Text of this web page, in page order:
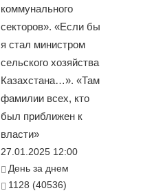
коммунального
секторов». «Если бы
я стал министром
сельского хозяйства
Казахстана…». «Там
фамилии всех, кто
был приближен к
власти»
27.01.2025 12:00
День за днем
1128 (40536)